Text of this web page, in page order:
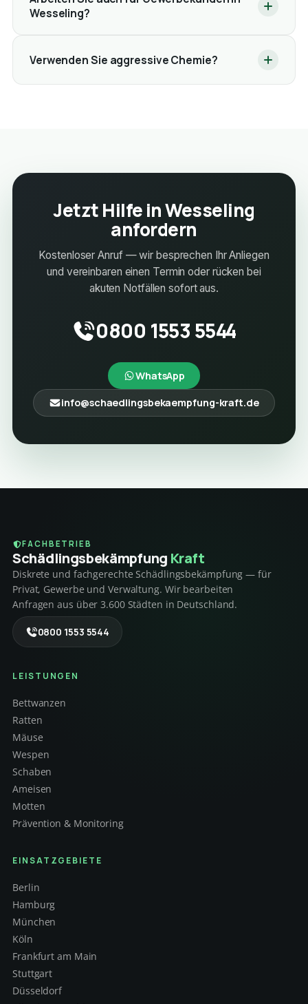
Wesseling?
Verwenden Sie aggressive Chemie?
Jetzt Hilfe in Wesseling
anfordern
Kostenloser Anruf — wir besprechen Ihr Anliegen
und vereinbaren einen Termin oder rücken bei
akuten Notfällen sofort aus.
0800 1553 5544
WhatsApp
info@schaedlingsbekaempfung-kraft.de
FACHBETRIEB
Schädlings­bekämpfung Kraft
Diskrete und fachgerechte Schädlingsbekämpfung — für
Privat, Gewerbe und Verwaltung. Wir bearbeiten
Anfragen aus über 3.600 Städten in Deutschland.
0800 1553 5544
LEISTUNGEN
Bettwanzen
Ratten
Mäuse
Wespen
Schaben
Ameisen
Motten
Prävention & Monitoring
EINSATZGEBIETE
Berlin
Hamburg
München
Köln
Frankfurt am Main
Stuttgart
Düsseldorf